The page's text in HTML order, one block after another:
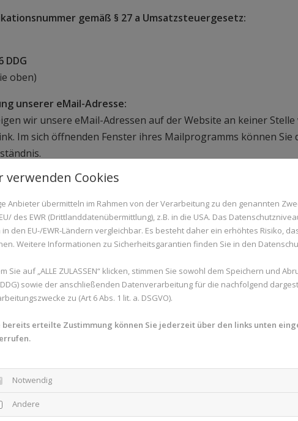
gemäß § 27 a Umsatzsteuergesetz:
DDG
oben)
unserer eMail-Adresse:
wir unsere eMail-Adressen auf der Website an keiner
Im sich öffnenden Fenster ihres Mailprogramms können Sie
Kontrolle übernehmen wir keine Haftung für die Inhalte
verantwortlich.
gegen geltende Rechtsvorschriften verstoßen, dann
Inhalt dann schnellstmöglich entfernen. Diese
sowie das gesamte Layout unserer Website unterliegen
für Handelszwecke oder zur Weitergabe kopiert, noch
Bilder unterliegen dem Urheberrecht derjenigen, die diese
Nutzungsrechte vor.
verwenden Cookies
Anbieter übermitteln im Rahmen von der Verarbeitung zu den genannten
des EWR (Drittlanddatenübermittlung), z.B. in die USA. Das
in den EU-/EWR-Ländern vergleichbar. Es besteht daher ein erhöhtes Risiko,
Weitere Informationen zu Sicherheitsgarantien finden Sie in den
Sie auf „ALLE ZULASSEN“ klicken, stimmen Sie sowohl dem Speichern und
sowie der anschließenden Datenverarbeitung für die nachfolgend
zu (Art 6 Abs. 1 lit. a. DSGVO).
bereits erteilte Zustimmung können Sie jederzeit über den links unten
Notwendig
Andere